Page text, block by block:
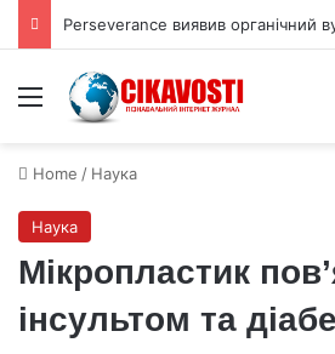
Menu
Home / Наука
Наука
Мікропластик
інсультом та